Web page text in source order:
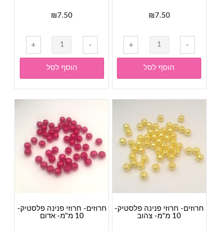
₪7.50
-
כמות
של
חרוזים-
חרוזי
פנינה
פלסטיק-
מ"מ-
צבע
שחור
+
הוסף לסל
₪7.50
-
כמות
של
חרוזים-
חרוזי
פנינה
פלסטיק-
מ"מ-
צבע
תכלת
+
הוסף לסל
חרוזים- חרוזי פנינה פלסטיק-
10 מ"מ- צהוב
חרוזים- חרוזי פנינה פלסטיק-
10 מ"מ- אדום